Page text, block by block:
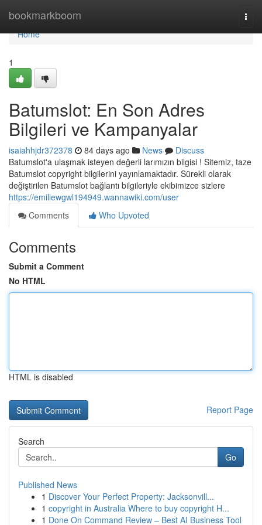
bookmarkboom
Home
Home
1
Batumslot: En Son Adres
Bilgileri ve Kampanyalar
isaiahhjdr372378 84 days ago News
Discuss
Batumslot'a ulaşmak isteyen değerli larımızın bilgisi ! Sitemiz, taze
Batumslot copyright bilgilerini yayınlamaktadır. Sürekli olarak
değiştirilen Batumslot bağlantı bilgileriyle ekibimizce sizlere
https://emiliewgwl194949.wannawiki.com/user
Comments
Who Upvoted
Comments
Submit a Comment
No HTML
HTML is disabled
Report Page
Search
Go
Published News
1 Discover Your Perfect Property: Jacksonvill...
1 copyright in Australia Where to buy copyright H...
1 Done On Command Review – Best AI Business Tool